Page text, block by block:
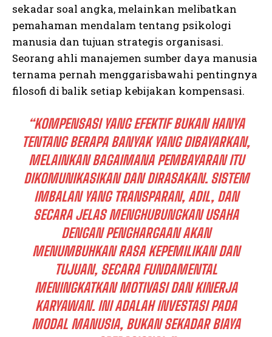
I WANT IN
sekadar soal angka, melainkan melibatkan
pemahaman mendalam tentang psikologi
manusia dan tujuan strategis organisasi.
Seorang ahli manajemen sumber daya manusia
ternama pernah menggarisbawahi pentingnya
filosofi di balik setiap kebijakan kompensasi.
“KOMPENSASI YANG EFEKTIF BUKAN HANYA
TENTANG BERAPA BANYAK YANG DIBAYARKAN,
MELAINKAN BAGAIMANA PEMBAYARAN ITU
DIKOMUNIKASIKAN DAN DIRASAKAN. SISTEM
IMBALAN YANG TRANSPARAN, ADIL, DAN
SECARA JELAS MENGHUBUNGKAN USAHA
DENGAN PENGHARGAAN AKAN
MENUMBUHKAN RASA KEPEMILIKAN DAN
TUJUAN, SECARA FUNDAMENTAL
MENINGKATKAN MOTIVASI DAN KINERJA
KARYAWAN. INI ADALAH INVESTASI PADA
MODAL MANUSIA, BUKAN SEKADAR BIAYA